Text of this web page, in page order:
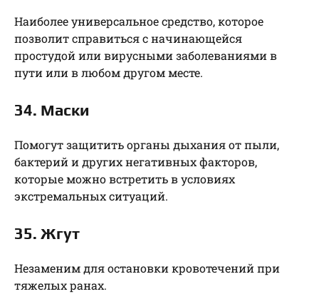
Наиболее универсальное средство, которое
позволит справиться с начинающейся
простудой или вирусными заболеваниями в
пути или в любом другом месте.
34. Маски
Помогут защитить органы дыхания от пыли,
бактерий и других негативных факторов,
которые можно встретить в условиях
экстремальных ситуаций.
35. Жгут
Незаменим для остановки кровотечений при
тяжелых ранах.